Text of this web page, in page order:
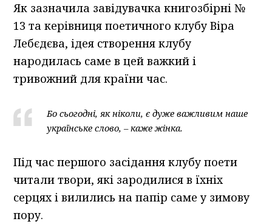
Як зазначила завідувачка книгозбірні №
13 та керівниця поетичного клубу Віра
Лебєдєва, ідея створення клубу
народилась саме в цей важкий і
тривожний для країни час.
Бо сьогодні, як ніколи, є дуже важливим наше
українське слово, – каже жінка.
Під час першого засідання клубу поети
читали твори, які зародилися в їхніх
серцях і вилились на папір саме у зимову
пору.